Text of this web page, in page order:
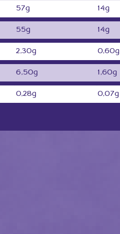
57g 14g
55g 14g
2,30g 0,60g
6,50g 1,60g
0,28g 0,07g